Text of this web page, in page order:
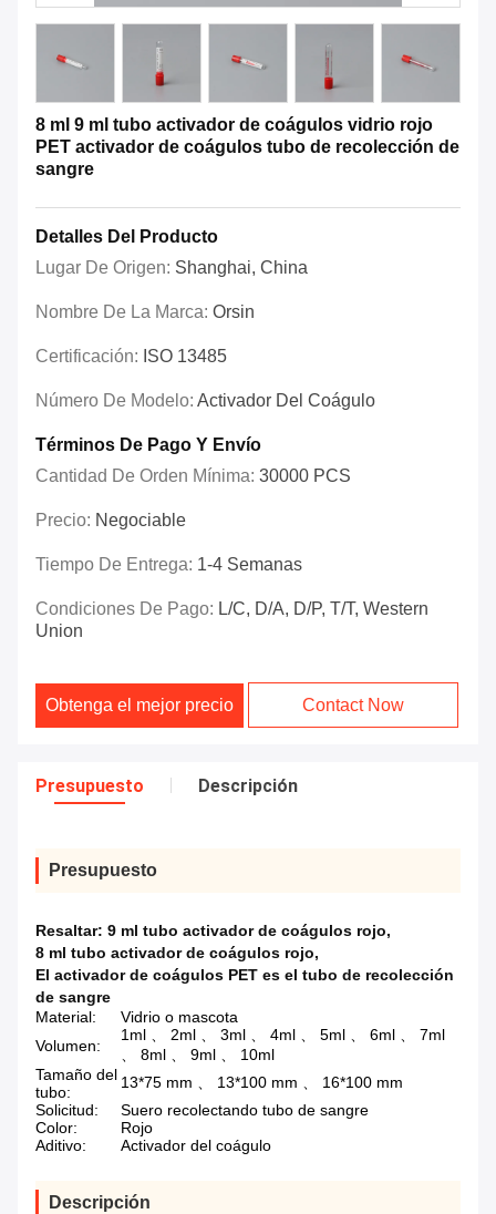
8 ml 9 ml tubo activador de coágulos vidrio rojo
PET activador de coágulos tubo de recolección de
sangre
Detalles Del Producto
Lugar De Origen: Shanghai, China
Nombre De La Marca: Orsin
Certificación: ISO 13485
Número De Modelo: Activador Del Coágulo
Términos De Pago Y Envío
Cantidad De Orden Mínima: 30000 PCS
Precio: Negociable
Tiempo De Entrega: 1-4 Semanas
Condiciones De Pago: L/C, D/A, D/P, T/T, Western
Union
Obtenga el mejor precio Contact Now
Presupuesto Descripción
Presupuesto
Resaltar: 9 ml tubo activador de coágulos rojo,
8 ml tubo activador de coágulos rojo,
El activador de coágulos PET es el tubo de recolección
de sangre
Material:
Vidrio o mascota
Volumen:
1ml 、 2ml 、 3ml 、 4ml 、 5ml 、 6ml 、 7ml
、 8ml 、 9ml 、 10ml
Tamaño del
tubo:
13*75 mm 、 13*100 mm 、 16*100 mm
Solicitud:
Suero recolectando tubo de sangre
Color:
Rojo
Aditivo:
Activador del coágulo
Descripción